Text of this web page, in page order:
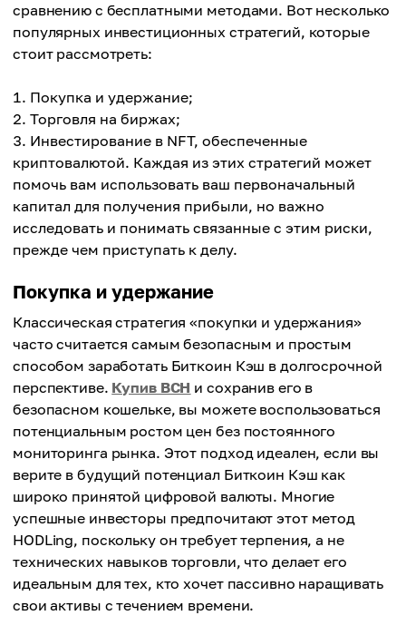
сравнению с бесплатными методами. Вот несколько
популярных инвестиционных стратегий, которые
стоит рассмотреть:
Покупка и удержание;
Торговля на биржах;
Инвестирование в NFT, обеспеченные
криптовалютой. Каждая из этих стратегий может
помочь вам использовать ваш первоначальный
капитал для получения прибыли, но важно
исследовать и понимать связанные с этим риски,
прежде чем приступать к делу.
Покупка и удержание
Классическая стратегия «покупки и удержания»
часто считается самым безопасным и простым
способом заработать Биткоин Кэш в долгосрочной
перспективе. Купив BCH и сохранив его в
безопасном кошельке, вы можете воспользоваться
потенциальным ростом цен без постоянного
мониторинга рынка. Этот подход идеален, если вы
верите в будущий потенциал Биткоин Кэш как
широко принятой цифровой валюты. Многие
успешные инвесторы предпочитают этот метод
HODLing, поскольку он требует терпения, а не
технических навыков торговли, что делает его
идеальным для тех, кто хочет пассивно наращивать
свои активы с течением времени.